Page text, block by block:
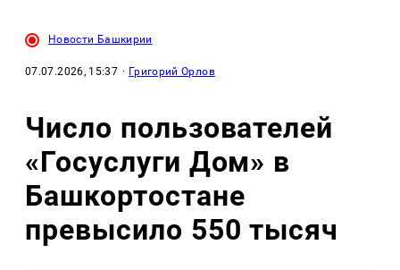
Новости Башкирии
07.07.2026, 15:37 · Григорий Орлов
Число пользователей
«Госуслуги Дом» в
Башкортостане
превысило 550 тысяч